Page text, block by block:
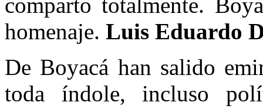
homenaje. Luis Eduardo
De Boyacá han salido
toda índole, incluso